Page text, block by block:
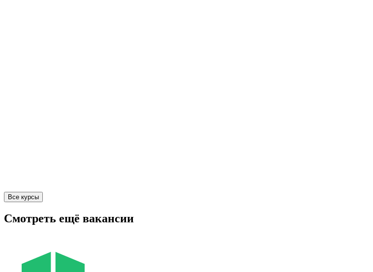
Все курсы
Смотреть ещё вакансии